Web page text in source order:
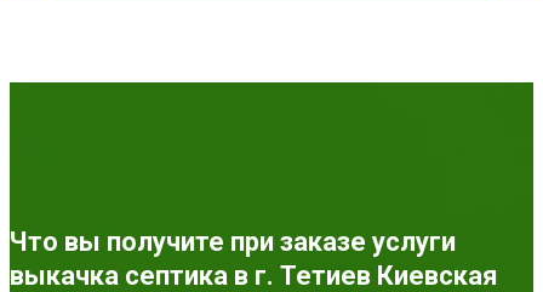
Что вы получите при заказе услуги
выкачка септика в г. Тетиев Киевская